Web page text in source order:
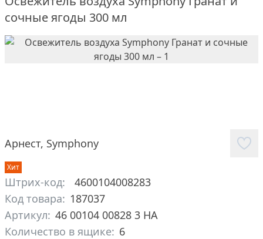
сочные ягоды 300 мл
Арнест, Symphony
Хит
Штрих-код:
4600104008283
Код товара: 187037
Артикул: 46 00104 00828 3 НА
Количество в ящике: 6